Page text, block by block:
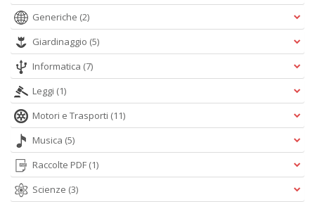
Generiche (2)
Giardinaggio (5)
Informatica (7)
Leggi (1)
Motori e Trasporti (11)
Musica (5)
Raccolte PDF (1)
Scienze (3)